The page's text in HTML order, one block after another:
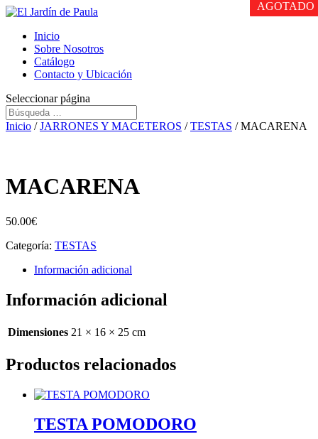
Inicio
Sobre Nosotros
Catálogo
Contacto y Ubicación
Seleccionar página
Inicio /JARRONES Y MACETEROS /TESTAS / MACARENA
AGOTADO
MACARENA
50.00€
Categoría: TESTAS
Información adicional
Información adicional
Dimensiones 21 × 16 × 25 cm
Productos relacionados
AGOTADO
TESTA POMODORO
AGOTADO